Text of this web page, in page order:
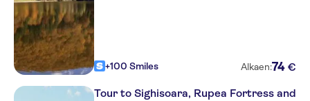
Casa Muresan
Hotel Casa Wagner
Armatti Hotel
Hotel GARDEN Club
+100 Smiles Alkaen:74 €
Tour to Sighisoara, Rupea Fortress and